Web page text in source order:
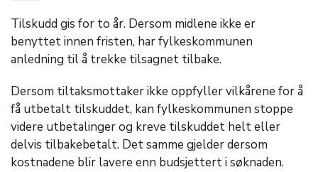
Tilskudd gis for to år. Dersom midlene ikke er
benyttet innen fristen, har fylkeskommunen
anledning til å trekke tilsagnet tilbake.
Dersom tiltaksmottaker ikke oppfyller vilkårene for å
få utbetalt tilskuddet, kan fylkeskommunen stoppe
videre utbetalinger og kreve tilskuddet helt eller
delvis tilbakebetalt. Det samme gjelder dersom
kostnadene blir lavere enn budsjettert i søknaden.